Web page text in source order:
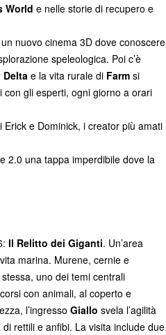
World e nelle storie di recupero e
nuovo cinema 3D dove conoscere
speleologica. Poi c’è
Deltae la vita rurale di Farm si
gli esperti, ogni giorno a orari
e Dominick, i creator più amati
2.0 una tappa imperdibile dove la
Il Relitto dei Giganti. Un’area
marina. Murene, cernie e
uno dei temi centrali
con animali, al coperto e
l’ingresso Giallo svela l’agilità
rettili e anfibi. La visita include due